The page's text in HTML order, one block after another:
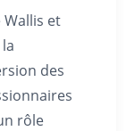
Wallis et
des
rôle